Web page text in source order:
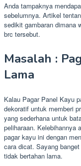
Anda tampaknya
sebelumnya. Artikel
sedikit gambaran dimana
brc tersebut.
Masalah :
Lama
Kalau Pagar Panel Kayu
dekoratif untuk memberi
yang sederhana untuk
peliharaan. Kelebihannya
pagar kayu ini dengan
cara dicat. Sayang
tidak bertahan lama.